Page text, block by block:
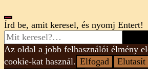
Looking
for
Something?
Írd be, amit keresel, és nyomj Entert!
Az oldal a jobb felhasználói élmény
cookie-kat használ. Elfogad
Elutasít